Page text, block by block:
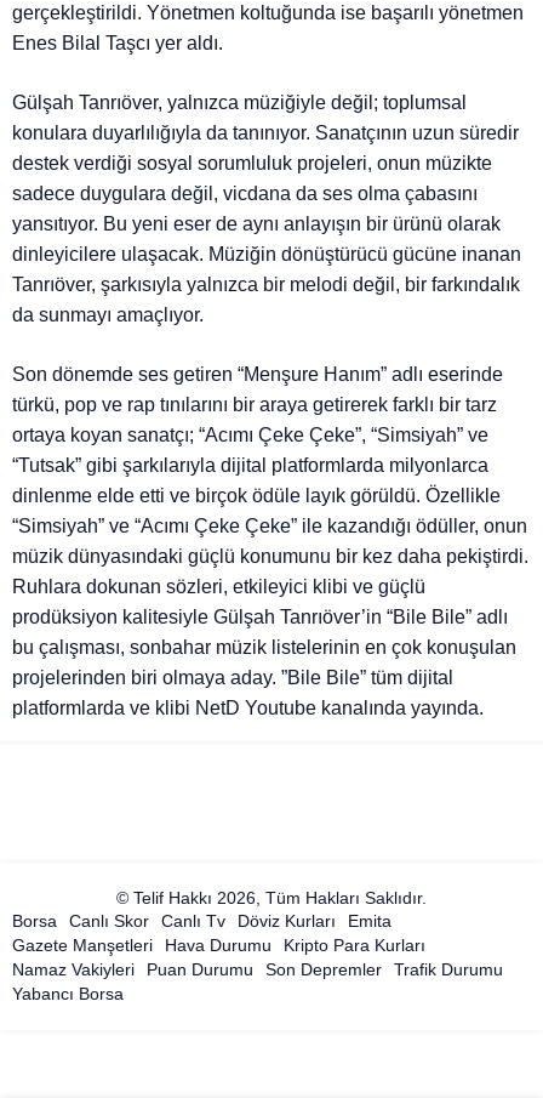
gerçekleştirildi. Yönetmen koltuğunda ise başarılı yönetmen
Enes Bilal Taşcı yer aldı.
Gülşah Tanrıöver, yalnızca müziğiyle değil; toplumsal
konulara duyarlılığıyla da tanınıyor. Sanatçının uzun süredir
destek verdiği sosyal sorumluluk projeleri, onun müzikte
sadece duygulara değil, vicdana da ses olma çabasını
yansıtıyor. Bu yeni eser de aynı anlayışın bir ürünü olarak
dinleyicilere ulaşacak. Müziğin dönüştürücü gücüne inanan
Tanrıöver, şarkısıyla yalnızca bir melodi değil, bir farkındalık
da sunmayı amaçlıyor.
Son dönemde ses getiren “Menşure Hanım” adlı eserinde
türkü, pop ve rap tınılarını bir araya getirerek farklı bir tarz
ortaya koyan sanatçı; “Acımı Çeke Çeke”, “Simsiyah” ve
“Tutsak” gibi şarkılarıyla dijital platformlarda milyonlarca
dinlenme elde etti ve birçok ödüle layık görüldü. Özellikle
“Simsiyah” ve “Acımı Çeke Çeke” ile kazandığı ödüller, onun
müzik dünyasındaki güçlü konumunu bir kez daha pekiştirdi.
Ruhlara dokunan sözleri, etkileyici klibi ve güçlü
prodüksiyon kalitesiyle Gülşah Tanrıöver’in “Bile Bile” adlı
bu çalışması, sonbahar müzik listelerinin en çok konuşulan
projelerinden biri olmaya aday. ”Bile Bile” tüm dijital
platformlarda ve klibi NetD Youtube kanalında yayında.
© Telif Hakkı 2026, Tüm Hakları Saklıdır.
Borsa
Canlı Skor Canlı Tv Döviz Kurları
Emita
Gazete Manşetleri
Hava Durumu
Kripto Para Kurları
Namaz Vakiyleri
Puan Durumu Son Depremler
Trafik Durumu
Yabancı Borsa